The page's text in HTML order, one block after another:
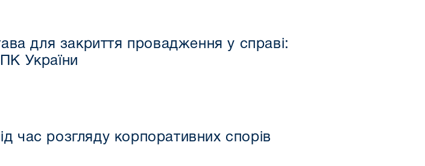
для закриття провадження у справі:
України
час розгляду корпоративних спорів